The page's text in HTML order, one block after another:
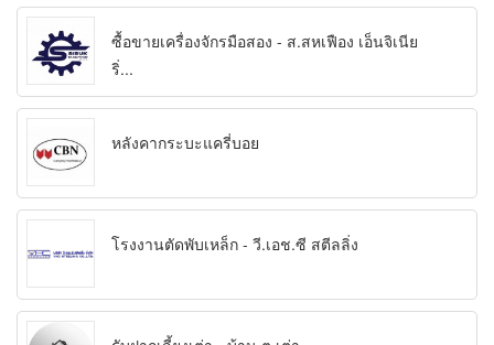
ซื้อขายเครื่องจักรมือสอง - ส.สหเฟือง เอ็นจิเนีย
ริ่...
หลังคากระบะแครี่บอย
โรงงานตัดพับเหล็ก - วี.เอช.ซี สตีลลิ่ง